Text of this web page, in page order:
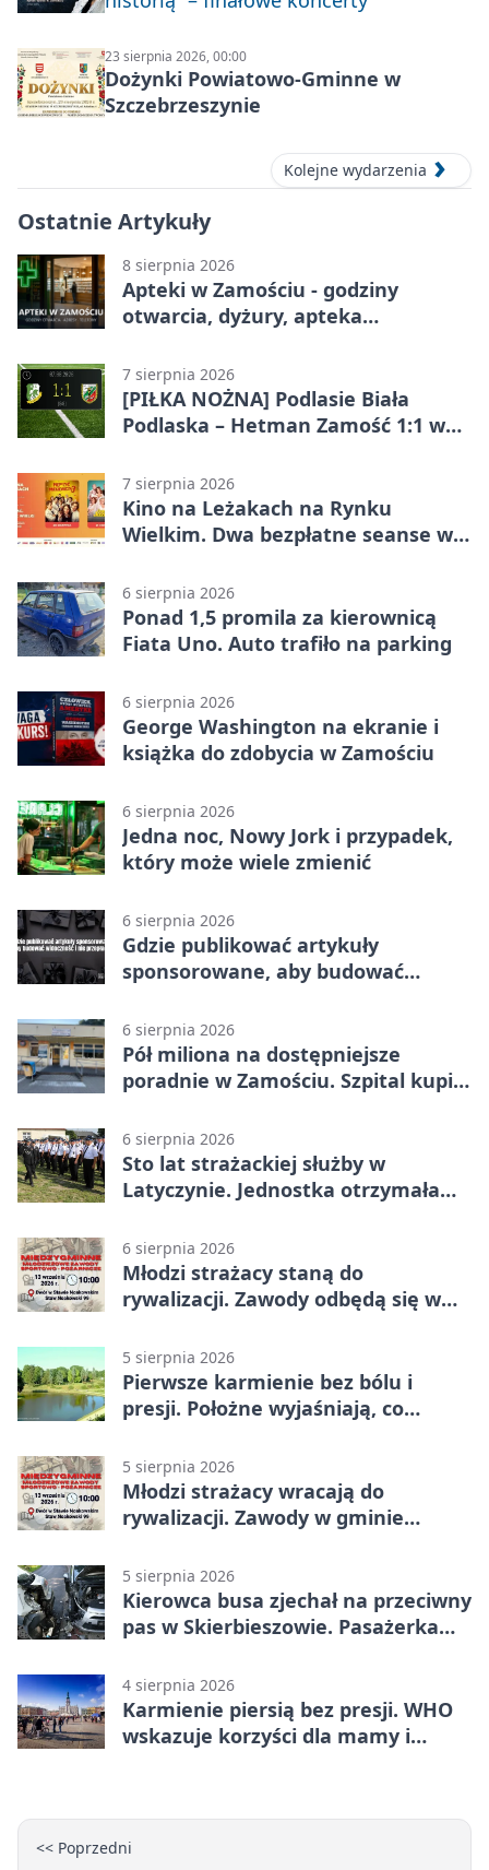
23 sierpnia 2026, 00:00
Dożynki Powiatowo-Gminne w
Szczebrzeszynie
Kolejne wydarzenia
Ostatnie Artykuły
8 sierpnia 2026
Apteki w Zamościu - godziny
otwarcia, dyżury, apteka
7 sierpnia 2026
[PIŁKA NOŻNA] Podlasie Biała
Podlaska – Hetman Zamość 1:1 w
podział punktów po bezbramkowej
pierwszej połowie
7 sierpnia 2026
Kino na Leżakach na Rynku
Wielkim. Dwa bezpłatne seanse w
6 sierpnia 2026
Ponad 1,5 promila za kierownicą
Fiata Uno. Auto trafiło na parking
6 sierpnia 2026
George Washington na ekranie i
książka do zdobycia w Zamościu
6 sierpnia 2026
Jedna noc, Nowy Jork i przypadek,
który może wiele zmienić
6 sierpnia 2026
Gdzie publikować artykuły
sponsorowane, aby budować
6 sierpnia 2026
Pół miliona na dostępniejsze
poradnie w Zamościu. Szpital kupi
6 sierpnia 2026
Sto lat strażackiej służby w
Latyczynie. Jednostka otrzymała
6 sierpnia 2026
Młodzi strażacy staną do
rywalizacji. Zawody odbędą się w
5 sierpnia 2026
Pierwsze karmienie bez bólu i
presji. Położne wyjaśniają, co
5 sierpnia 2026
Młodzi strażacy wracają do
rywalizacji. Zawody w gminie
5 sierpnia 2026
Kierowca busa zjechał na przeciwny
pas w Skierbieszowie. Pasażerka
4 sierpnia 2026
Karmienie piersią bez presji. WHO
wskazuje korzyści dla mamy i
<< Poprzedni